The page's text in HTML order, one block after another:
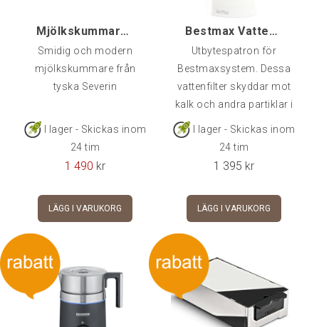
Mjölkskummare SPUMA 700+ med steglös temperatur, 7
Smidig och modern
mjölkskummare från
tyska Severin
I lager - Skickas inom
24 tim
1 490 kr
LÄGG I VARUKORG
Bestmax Vattenfilter Small, Premium
Utbytespatron för
Bestmaxsystem. Dessa
vattenfilter skyddar mot
kalk och andra partiklar i
vattnet som kan skada
din maskin.Bestmax
och förbättrar smaken på
kaffet.OBS: Utbytesfilter,
I lager - Skickas inom
24 tim
1 395 kr
LÄGG I VARUKORG